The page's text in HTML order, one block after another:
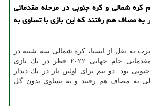
كره شمالی و كره جنوبی در مرحله مقدماتی
2022 قطر به مصاف هم رفتند كه این بازی با تساوی به
به نقل از ایسنا، كره شمالی سه شنبه در
هفته سوم مرحله مقدماتی جام جهانی ۲۰۲۲ قطر در یك بازی
بود. دو تیم برای اولین بار در یك دیدار
به مصاف هم رفتند و به تساوی بدون گل